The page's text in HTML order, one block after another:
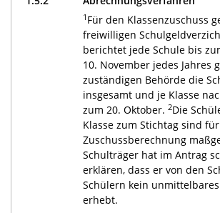
1 Für den Klassenzuschuss
freiwilligen
berichtet jede Schule bis
10. November jedes Jahres
zuständigen Behörde die
insgesamt und je Klasse
zum 20. Oktober. 2Die
Klasse zum Stichtag sind
Zuschussberechnung
Schulträger hat im Antrag
erklären, dass er von den
Schülern kein
erhebt.